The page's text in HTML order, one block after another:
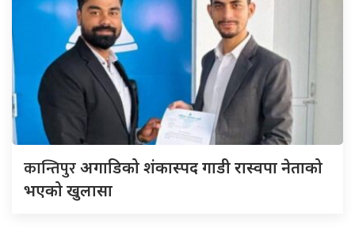
कान्तिपुरअगाडिको शंकास्पद गाडी रास्वपा नेताको
भएको खुलासा